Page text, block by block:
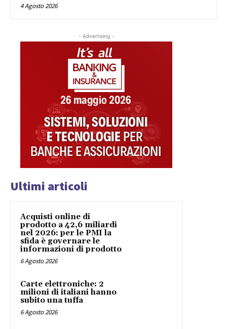
4 Agosto 2026
- Advertising -
Ultimi articoli
Acquisti online di
prodotto a 42,6 miliardi
nel 2026: per le PMI la
sfida è governare le
informazioni di prodotto
6 Agosto 2026
Carte elettroniche: 2
milioni di italiani hanno
subito una tuffa
6 Agosto 2026